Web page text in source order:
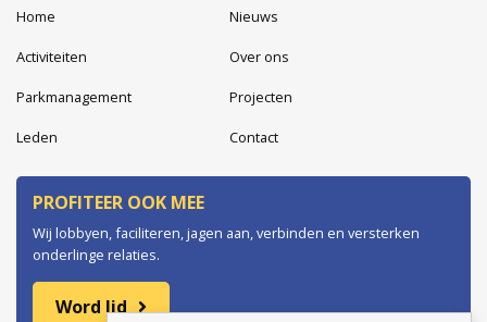
Home Nieuws
Activiteiten Over ons
Parkmanagement Projecten
Leden Contact
PROFITEER OOK MEE
Wij lobbyen, faciliteren, jagen aan, verbinden en versterken
onderlinge relaties.
Word lid